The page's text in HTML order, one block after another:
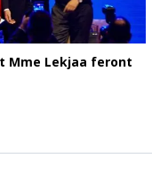
Mme Lekjaa feront